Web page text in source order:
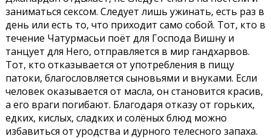
заниматься сексом. Следует лишь ужинать, есть раз в
день или есть то, что приходит само собой. Тот, кто в
течение Чатурмасьи поёт для Господа Вишну и
танцует для Него, отправляется в мир гандхарвов.
Тот, кто отказывается от употребления в пищу
патоки, благословляется сыновьями и внуками. Если
человек оказывается от масла, он становится красив,
а его враги погибают. Благодаря отказу от горьких,
едких, кислых, сладких и солёных блюд можно
избавиться от уродства и дурного телесного запаха.